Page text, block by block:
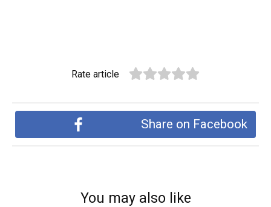
Rate article
Share on Facebook
You may also like